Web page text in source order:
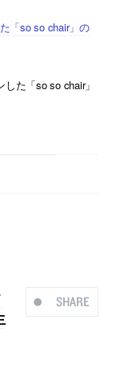
「so so chair」の
た「so so chair」
SHARE